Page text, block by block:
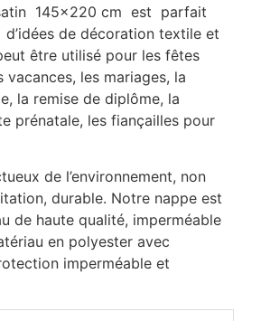
145×220 cm est parfait
de décoration textile et
être utilisé pour les fêtes
vacances, les mariages, la
la remise de diplôme, la
prénatale, les fiançailles pour
de l’environnement, non
durable. Notre nappe est
de haute qualité, imperméable
en polyester avec
imperméable et